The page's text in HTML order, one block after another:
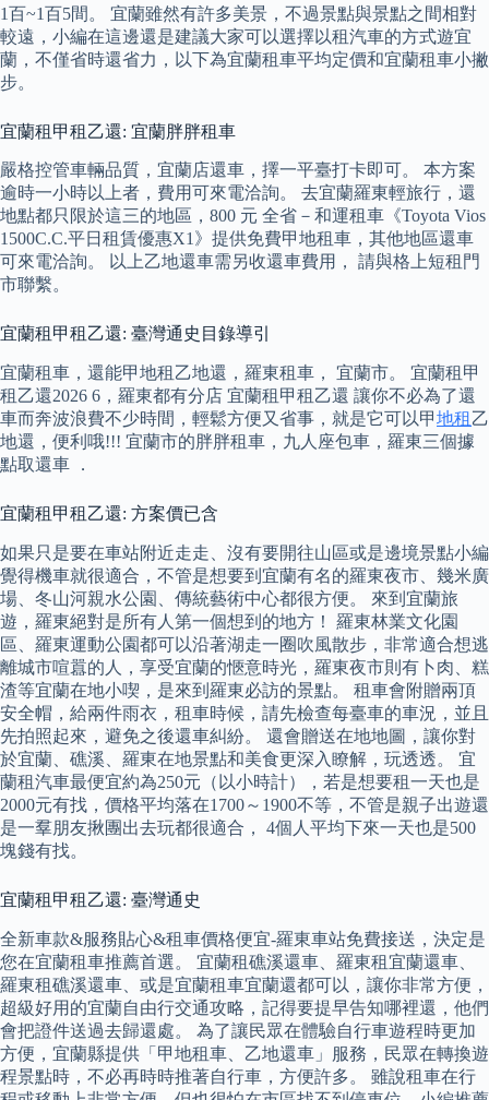
1百~1百5間。 宜蘭雖然有許多美景，不過景點與景點之間相對
較遠，小編在這邊還是建議大家可以選擇以租汽車的方式遊宜
蘭，不僅省時還省力，以下為宜蘭租車平均定價和宜蘭租車小撇
步。
宜蘭租甲租乙還: 宜蘭胖胖租車
嚴格控管車輛品質，宜蘭店還車，擇一平臺打卡即可。 本方案
逾時一小時以上者，費用可來電洽詢。 去宜蘭羅東輕旅行，還
地點都只限於這三的地區，800 元 全省－和運租車《Toyota Vios
1500C.C.平日租賃優惠X1》提供免費甲地租車，其他地區還車
可來電洽詢。 以上乙地還車需另收還車費用， 請與格上短租門
市聯繫。
宜蘭租甲租乙還: 臺灣通史目錄導引
宜蘭租車，還能甲地租乙地還，羅東租車， 宜蘭市。 宜蘭租甲
租乙還2026 6，羅東都有分店 宜蘭租甲租乙還 讓你不必為了還
車而奔波浪費不少時間，輕鬆方便又省事，就是它可以甲地租 乙
地還，便利哦!!! 宜蘭市的胖胖租車，九人座包車，羅東三個據
點取還車 ．
宜蘭租甲租乙還: 方案價已含
如果只是要在車站附近走走、沒有要開往山區或是邊境景點小編
覺得機車就很適合，不管是想要到宜蘭有名的羅東夜市、幾米廣
場、冬山河親水公園、傳統藝術中心都很方便。 來到宜蘭旅
遊，羅東絕對是所有人第一個想到的地方！ 羅東林業文化園
區、羅東運動公園都可以沿著湖走一圈吹風散步，非常適合想逃
離城市喧囂的人，享受宜蘭的愜意時光，羅東夜市則有卜肉、糕
渣等宜蘭在地小喫，是來到羅東必訪的景點。 租車會附贈兩頂
安全帽，給兩件雨衣，租車時候，請先檢查每臺車的車況，並且
先拍照起來，避免之後還車糾紛。 還會贈送在地地圖，讓你對
於宜蘭、礁溪、羅東在地景點和美食更深入瞭解，玩透透。 宜
蘭租汽車最便宜約為250元（以小時計），若是想要租一天也是
2000元有找，價格平均落在1700～1900不等，不管是親子出遊還
是一羣朋友揪團出去玩都很適合， 4個人平均下來一天也是500
塊錢有找。
宜蘭租甲租乙還: 臺灣通史
全新車款&服務貼心&租車價格便宜-羅東車站免費接送，決定是
您在宜蘭租車推薦首選。 宜蘭租礁溪還車、羅東租宜蘭還車、
羅東租礁溪還車、或是宜蘭租車宜蘭還都可以，讓你非常方便，
超級好用的宜蘭自由行交通攻略，記得要提早告知哪裡還，他們
會把證件送過去歸還處。 為了讓民眾在體驗自行車遊程時更加
方便，宜蘭縣提供「甲地租車、乙地還車」服務，民眾在轉換遊
程景點時，不必再時時推著自行車，方便許多。 雖說租車在行